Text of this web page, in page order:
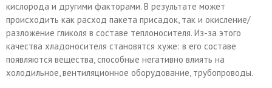
кислорода и другими факторами. В результате может
происходить как расход пакета присадок, так и окисление/
разложение гликоля в составе теплоносителя. Из-за этого
качества хладоносителя становятся хуже: в его составе
появляются вещества, способные негативно влиять на
холодильное, вентиляционное оборудование, трубопроводы.